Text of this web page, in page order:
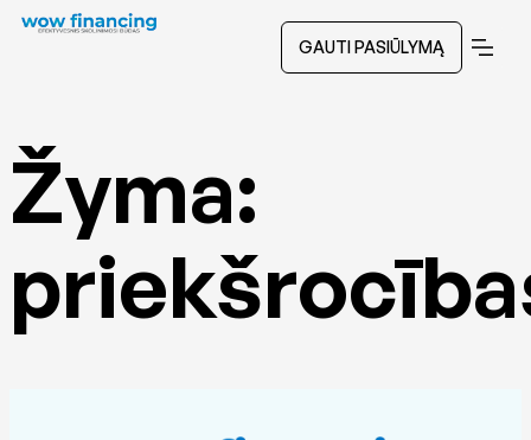
GAUTI PASIŪLYMĄ
Žyma: